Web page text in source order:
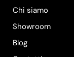
Chi siamo
Showroom
Blog